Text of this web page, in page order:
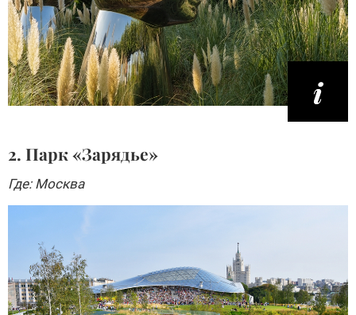
2. Парк «Зарядье»
Где: Москва